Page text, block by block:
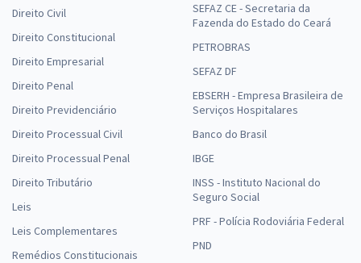
Direito Civil
Direito Constitucional
Direito Empresarial
Direito Penal
Direito Previdenciário
Direito Processual Civil
Direito Processual Penal
Direito Tributário
Leis
Leis Complementares
Remédios Constitucionais
SEFAZ CE - Secretaria da
Fazenda do Estado do Ceará
PETROBRAS
SEFAZ DF
EBSERH - Empresa Brasileira de
Serviços Hospitalares
Banco do Brasil
IBGE
INSS - Instituto Nacional do
Seguro Social
PRF - Polícia Rodoviária Federal
PND